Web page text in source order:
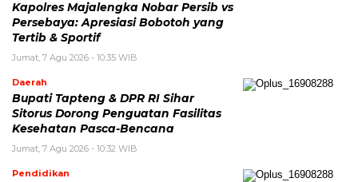
Kapolres Majalengka Nobar Persib vs
Persebaya: Apresiasi Bobotoh yang
Tertib & Sportif
Jumat, 7 Agu 2026 - 10:35 WIB
Daerah
Bupati Tapteng & DPR RI Sihar
Sitorus Dorong Penguatan Fasilitas
Kesehatan Pasca-Bencana
Jumat, 7 Agu 2026 - 10:32 WIB
Pendidikan